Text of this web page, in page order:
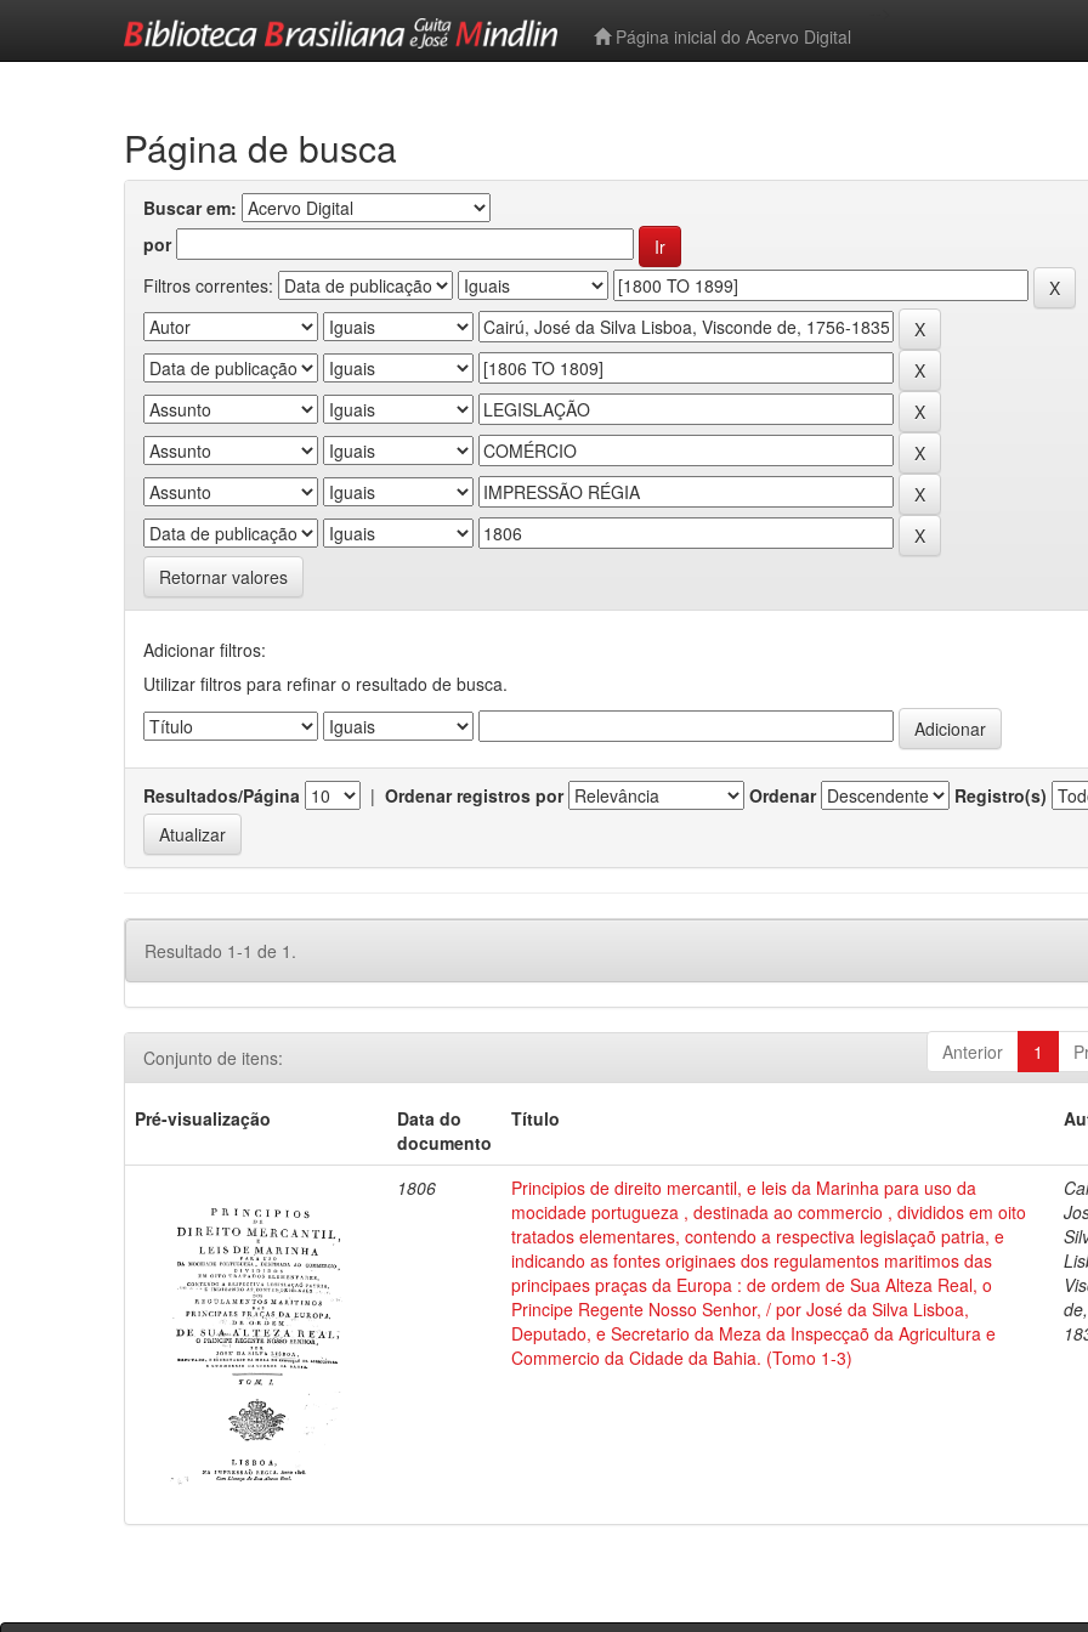
Página inicial do Acervo Digital
Página de busca
Buscar em:
por
Filtros correntes:
Retornar valores
Adicionar filtros:
Utilizar filtros para refinar o resultado de busca.
Resultados/Página | Ordenar registros por Ordenar Registro(s)
Resultado 1-1 de 1.
Anterior 1
Conjunto de itens:
Pré-visualização
Data do
documento
Título
1806
Principios de direito mercantil, e leis da Marinha para uso da
mocidade portugueza , destinada ao commercio , divididos em oito
tratados elementares, contendo a respectiva legislaçaõ patria, e
indicando as fontes originaes dos regulamentos maritimos das
principaes praças da Europa : de ordem de Sua Alteza Real, o
Principe Regente Nosso Senhor, / por José da Silva Lisboa,
Deputado, e Secretario da Meza da Inspecçaõ da Agricultura e
Commercio da Cidade da Bahia. (Tomo 1-3)